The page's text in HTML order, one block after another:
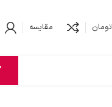
تومان مقایسه